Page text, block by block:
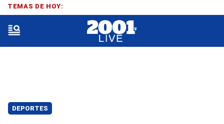
DEPORTES
TEMAS DE HOY: